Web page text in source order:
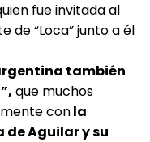
fue invitada al
“Loca” junto a él
también
que muchos
conla
Aguilar y su